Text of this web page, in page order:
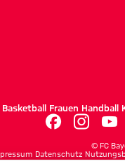
Basketball Frauen Handball
© FC
Datenschutz